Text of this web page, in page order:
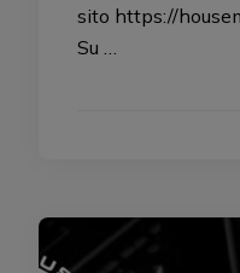
sito https://
Su …